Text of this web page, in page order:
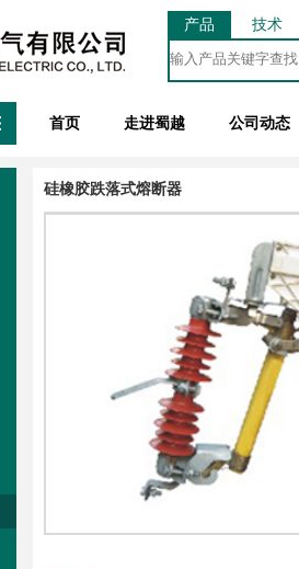
产品 技术
首页 走进蜀越 公司动态
硅橡胶跌落式熔断器